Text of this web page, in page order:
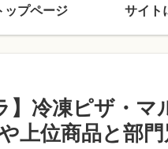
ップページ サイト
】冷凍ピザ・
上位商品と部